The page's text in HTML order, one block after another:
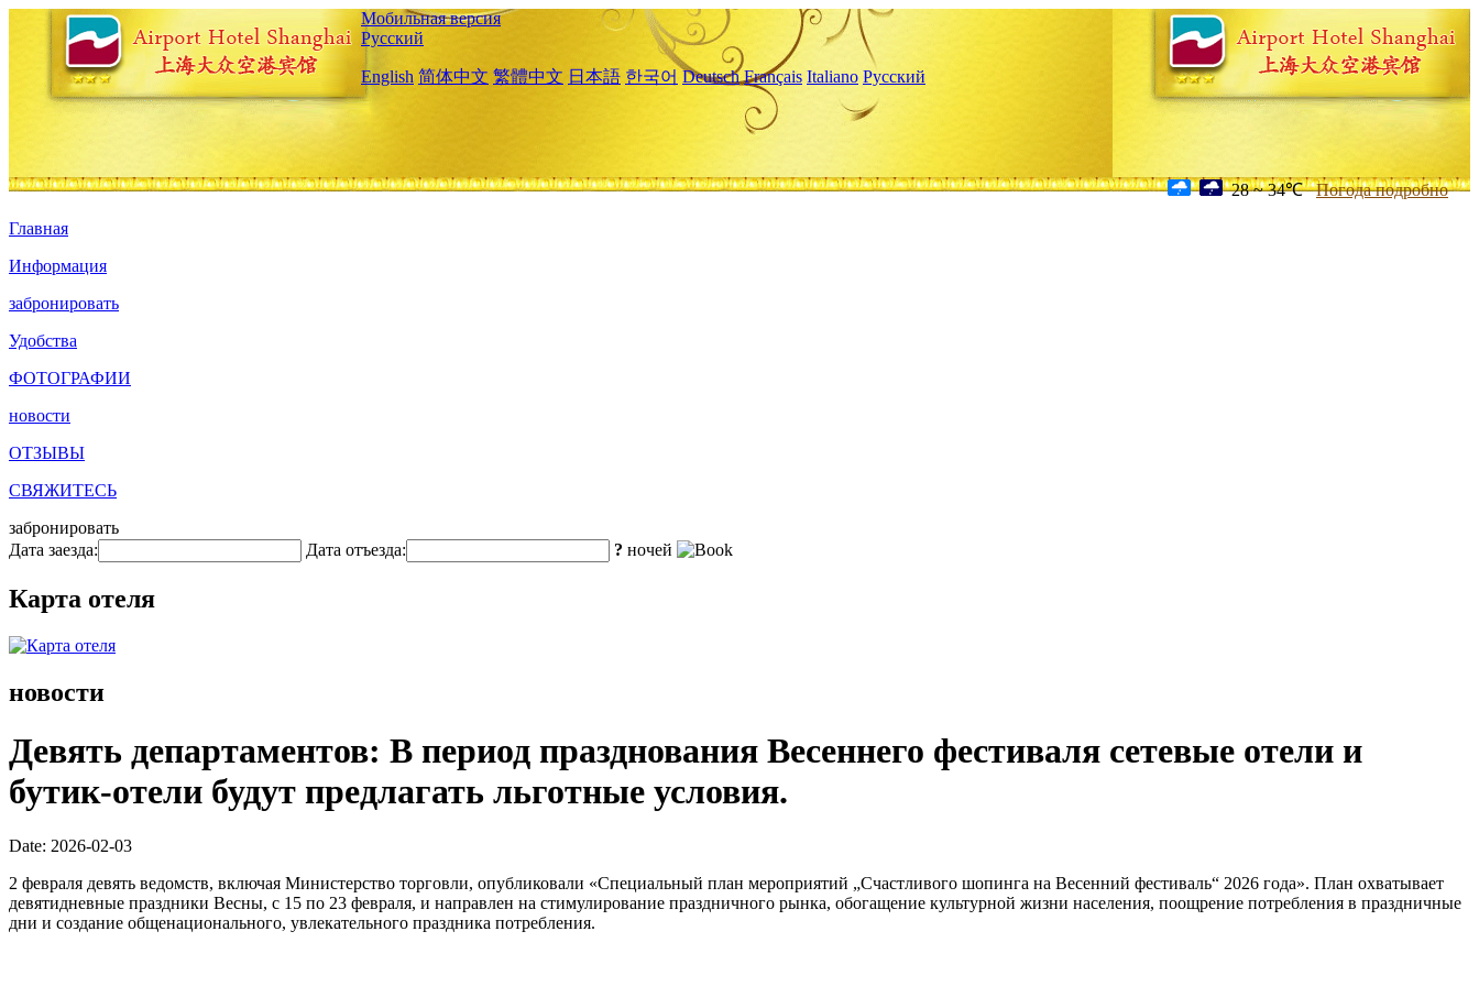
Мобильная версия
Русский
English 简体中文 繁體中文 日本語 한국어 Deutsch Français Italiano Русский
28 ~ 34℃ Погода подробно
Главная
Информация
забронировать
Удобства
ФОТОГРАФИИ
новости
ОТЗЫВЫ
СВЯЖИТЕСЬ
забронировать
Дата заезда:
Дата отъезда: ? ночей
Карта отеля
новости
Девять департаментов: В период празднования Весеннего фестиваля сетевые отели и
бутик-отели будут предлагать льготные условия.
Date: 2026-02-03
2 февраля девять ведомств, включая Министерство торговли, опубликовали «Специальный план мероприятий „Счастливого шопинга на Весенний фестиваль“ 2026 года». План охватывает
девятидневные праздники Весны, с 15 по 23 февраля, и направлен на стимулирование праздничного рынка, обогащение культурной жизни населения, поощрение потребления в праздничные
дни и создание общенационального, увлекательного праздника потребления.